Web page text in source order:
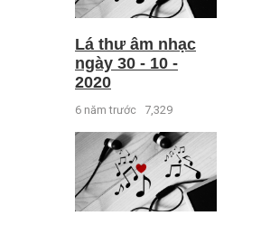
Lá thư âm nhạc
ngày 30 - 10 -
2020
6 năm trước 7,329